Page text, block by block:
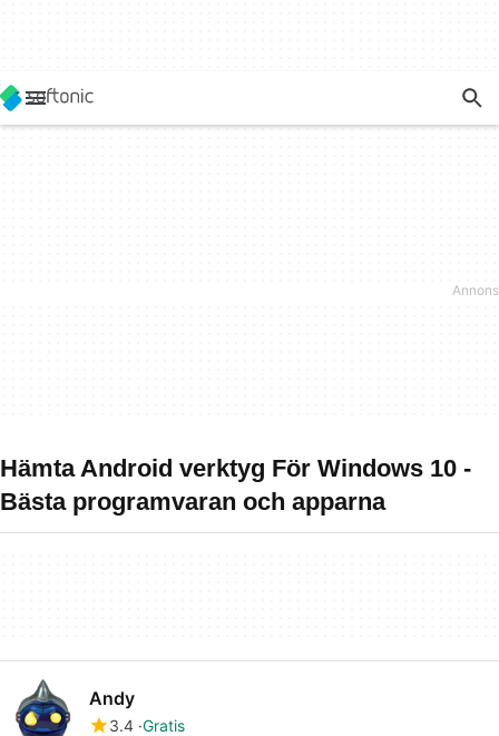
Hämta Android verktyg För Windows 10 -
Bästa programvaran och apparna
Andy
3.4 Gratis